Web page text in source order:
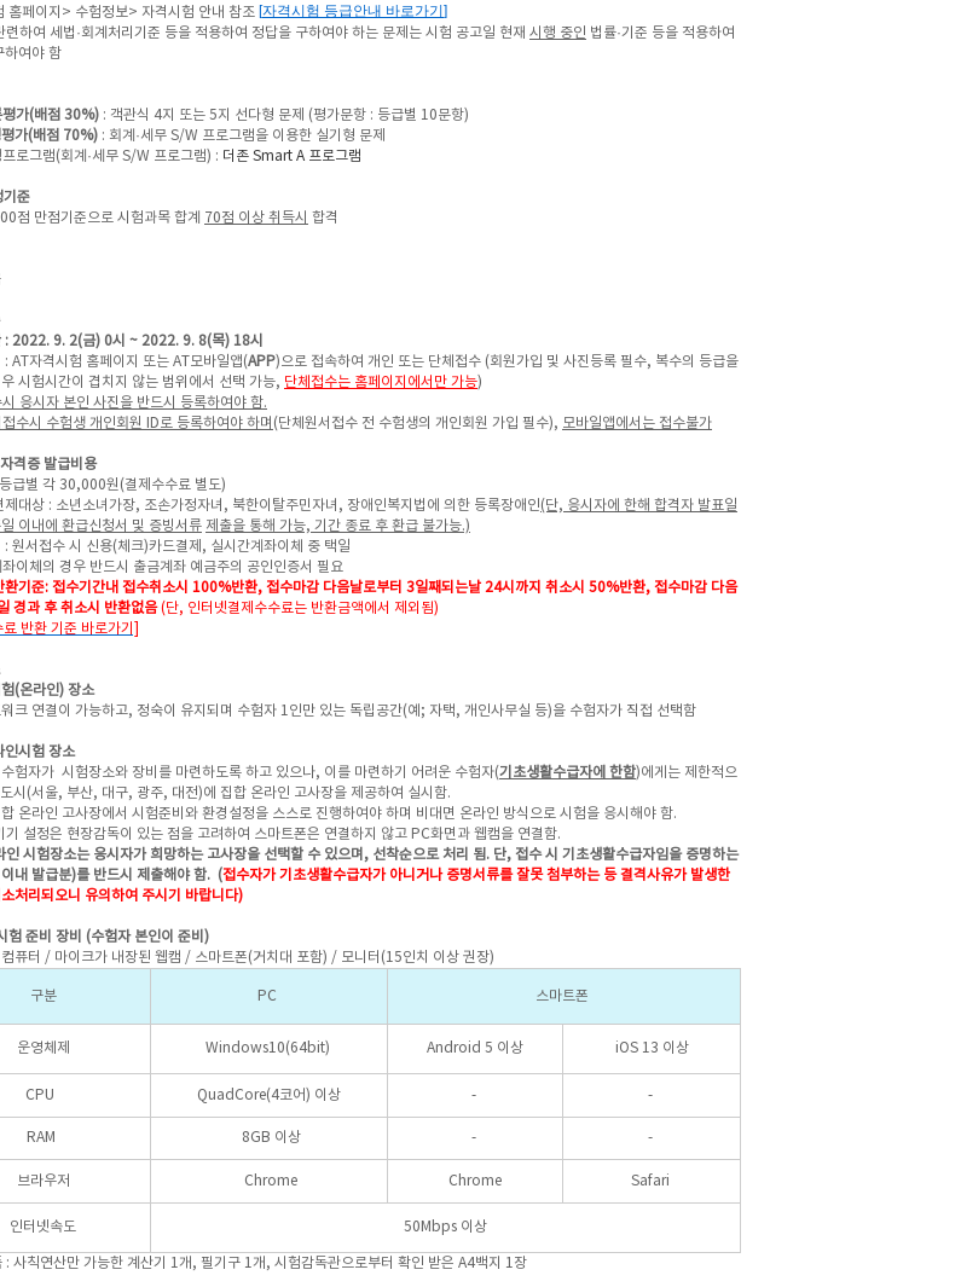
홈페이지> 수험정보> 자격시험 안내 참조 [자격시험 등급안내 바로가기 ]
하여 세법·회계처리기준 등을 적용하여 정답을 구하여야 하는 문제는 시험 공고일 현재 시행 중인 법률·기준 등을 적용하여
하여야 함
평가(배점 30%) : 객관식 4지 또는 5지 선다형 문제 (평가문항 : 등급별 10문항)
평가(배점 70%) : 회계·세무 S/W 프로그램을 이용한 실기형 문제
로그램(회계·세무 S/W 프로그램) : 더존 Smart A 프로그램
기준
점 만점기준으로 시험과목 합계 70점 이상 취득시 합격
: 2022. 9. 2(금) 0시 ~ 2022. 9. 8(목) 18시
: AT자격시험 홈페이지 또는 AT모바일앱(APP)으로 접속하여 개인 또는 단체접수 (회원가입 및 사진등록 필수, 복수의 등급을
시험시간이 겹치지 않는 범위에서 선택 가능, 단체접수는 홈페이지에서만 가능)
응시자 본인 사진을 반드시 등록하여야 함.
수시 수험생 개인회원 ID로 등록하여야 하며 (단체원서접수 전 수험생의 개인회원 가입 필수), 모바일앱에서는 접수불가
격증 발급비용
급별 각 30,000원(결제수수료 별도)
제대상 : 소년소녀가장, 조손가정자녀, 북한이탈주민자녀, 장애인복지법에 의한 등록장애인(단, 응시자에 한해 합격자 발표일
이내에 환급신청서 및 증빙서류 제출을 통해 가능, 기간 종료 후 환급 불가능.)
: 원서접수 시 신용(체크)카드결제, 실시간계좌이체 중 택일
이체의 경우 반드시 출금계좌 예금주의 공인인증서 필요
환기준: 접수기간내 접수취소시 100%반환, 접수마감 다음날로부터 3일째되는날 24시까지 취소시 50%반환, 접수마감 다음
경과 후 취소시 반환없음(단, 인터넷결제수수료는 반환금액에서 제외됨)
료 반환 기준 바로가기]
(온라인) 장소
크 연결이 가능하고, 정숙이 유지되며 수험자 1인만 있는 독립공간(예; 자택, 개인사무실 등)을 수험자가 직접 선택함
인시험 장소
험자가 시험장소와 장비를 마련하도록 하고 있으나, 이를 마련하기 어려운 수험자(기초생활수급자에 한함)에게는 제한적으
시(서울, 부산, 대구, 광주, 대전)에 집합 온라인 고사장을 제공하여 실시함.
온라인 고사장에서 시험준비와 환경설정을 스스로 진행하여야 하며 비대면 온라인 방식으로 시험을 응시해야 함.
기 설정은 현장감독이 있는 점을 고려하여 스마트폰은 연결하지 않고 PC화면과 웹캠을 연결함.
시험장소는 응시자가 희망하는 고사장을 선택할 수 있으며, 선착순으로 처리 됨. 단, 접수 시 기초생활수급자임을 증명하는
내 발급분)를 반드시 제출해야 함. (접수자가기초생활수급자가 아니거나 증명서류를 잘못 첨부하는 등 결격사유가 발생한
처리되오니 유의하여 주시기 바랍니다)
험 준비 장비 (수험자 본인이 준비)
퓨터 / 마이크가 내장된 웹캠 / 스마트폰(거치대 포함) / 모니터(15인치 이상 권장)
구분 PC 스마트폰
운영체제 Windows10(64bit) Android 5 이상 iOS 13 이상
CPU QuadCore(4코어) 이상 - -
RAM 8GB 이상 - -
브라우저 Chrome Chrome Safari
인터넷속도 50Mbps 이상
사칙연산만 가능한 계산기 1개, 필기구 1개, 시험감독관으로부터 확인 받은 A4백지 1장